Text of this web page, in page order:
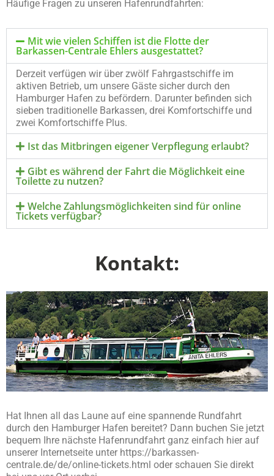
Häufige Fragen zu unseren Hafenrundfahrten:
Mit wie vielen Schiffen ist die Flotte der
Barkassen-Centrale Ehlers ausgestattet?
Derzeit verfügen wir über zwölf Fahrgastschiffe im
aktiven Betrieb, um unsere Gäste sicher durch den
Hamburger Hafen zu befördern. Darunter befinden sich
sieben traditionelle Barkassen, drei Komfortschiffe und
zwei Komfortschiffe Plus.
Ist das Mitbringen eigener Verpflegung erlaubt?
Gibt es während der Fahrt die Möglichkeit eine
Toilette zu nutzen?
Welche Zahlungsmöglichkeiten sind für online
Tickets verfügbar?
Kontakt:
Hat Ihnen all das Laune auf eine spannende Rundfahrt
durch den Hamburger Hafen bereitet? Dann buchen Sie jetzt
bequem Ihre nächste Hafenrundfahrt ganz einfach hier auf
unserer Internetseite unter https://barkassen-
centrale.de/de/online-tickets.html oder schauen Sie direkt